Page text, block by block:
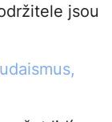
jsou